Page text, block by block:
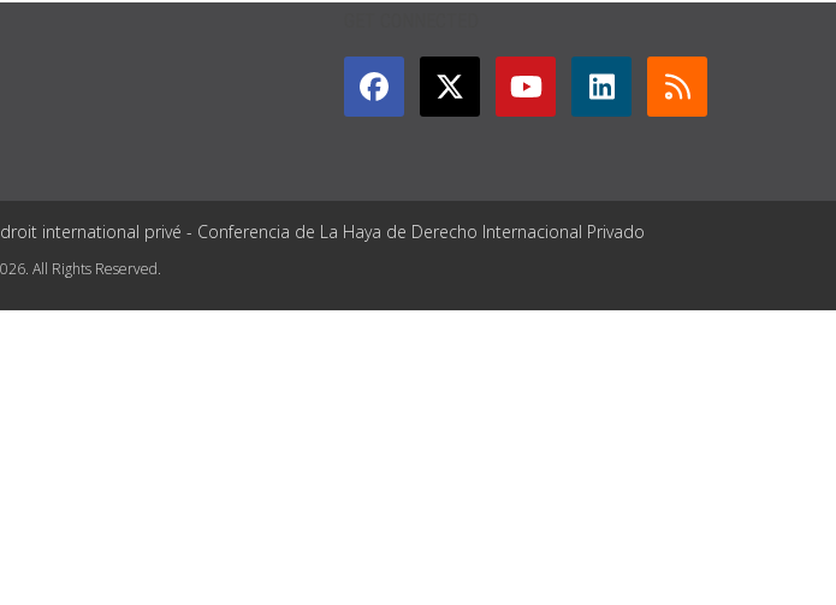
international privé - Conferencia de La Haya de Derecho Internacional Privado
All Rights Reserved.